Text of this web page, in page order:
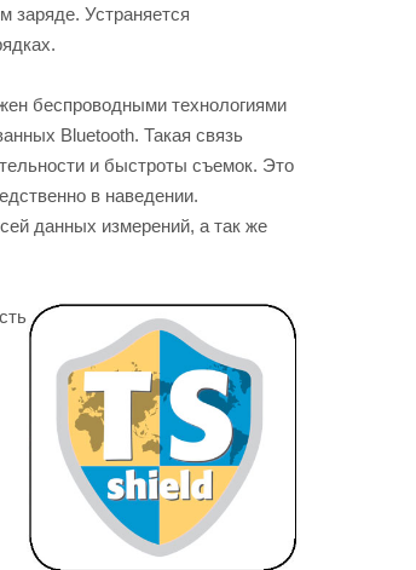
заряде. Устраняется
беспроводными технологиями
Bluetooth. Такая связь
и быстроты съемок. Это
в наведении.
данных измерений, а так же